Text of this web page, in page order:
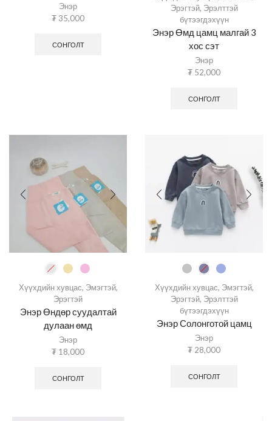
Энэр
₮ 35,000
СОНГОЛТ
Эрэгтэй, Эрэлттэй
бүтээгдэхүүн
Энэр Өмд цамц малгай 3
хос сэт
Энэр
₮ 52,000
СОНГОЛТ
Хүүхдийн хувцас, Эмэгтэй,
Эрэгтэй
Энэр Өндөр суудалтай
дулаан өмд
Энэр
₮ 18,000
СОНГОЛТ
Хүүхдийн хувцас, Эмэгтэй,
Эрэгтэй, Эрэлттэй
бүтээгдэхүүн
Энэр Солонготой цамц
Энэр
₮ 28,000
СОНГОЛТ